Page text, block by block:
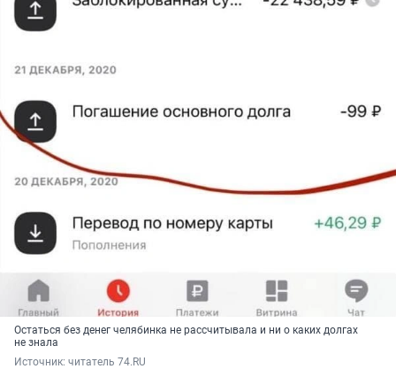
Остаться без денег челябинка не рассчитывала и ни о каких долгах
не знала
Источник: читатель 74.RU